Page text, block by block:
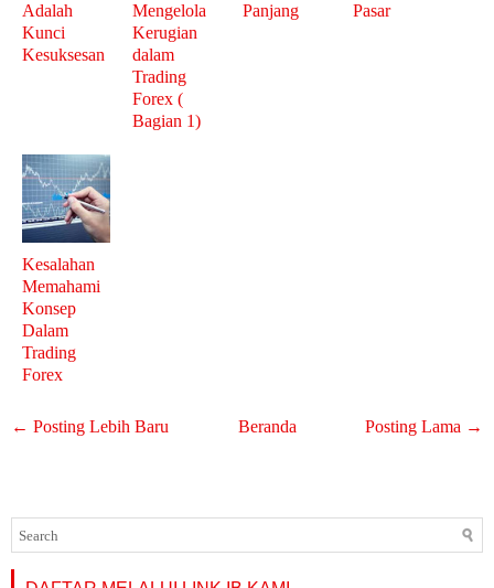
Adalah
Kunci
Kesuksesan
Mengelola
Kerugian
dalam
Trading
Forex (
Bagian 1)
Panjang
Pasar
Kesalahan
Memahami
Konsep
Dalam
Trading
Forex
← Posting Lebih Baru Posting Lama →
Beranda